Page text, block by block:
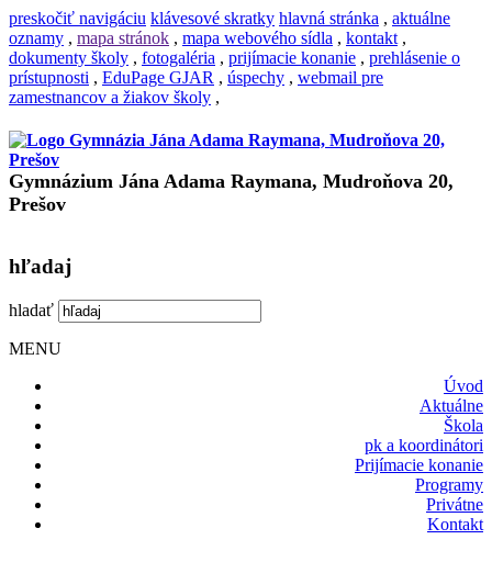
preskočiť navigáciu klávesové skratky hlavná stránka , aktuálne
oznamy , mapa stránok , mapa webového sídla , kontakt ,
dokumenty školy , fotogaléria , prijímacie konanie , prehlásenie o
prístupnosti , EduPage GJAR , úspechy , webmail pre
zamestnancov a žiakov školy ,
Gymnázium Jána Adama Raymana, Mudroňova 20,
Prešov
hľadaj
hladať
MENU
Úvod
Aktuálne
Škola
pk a koordinátori
Prijímacie konanie
Programy
Privátne
Kontakt